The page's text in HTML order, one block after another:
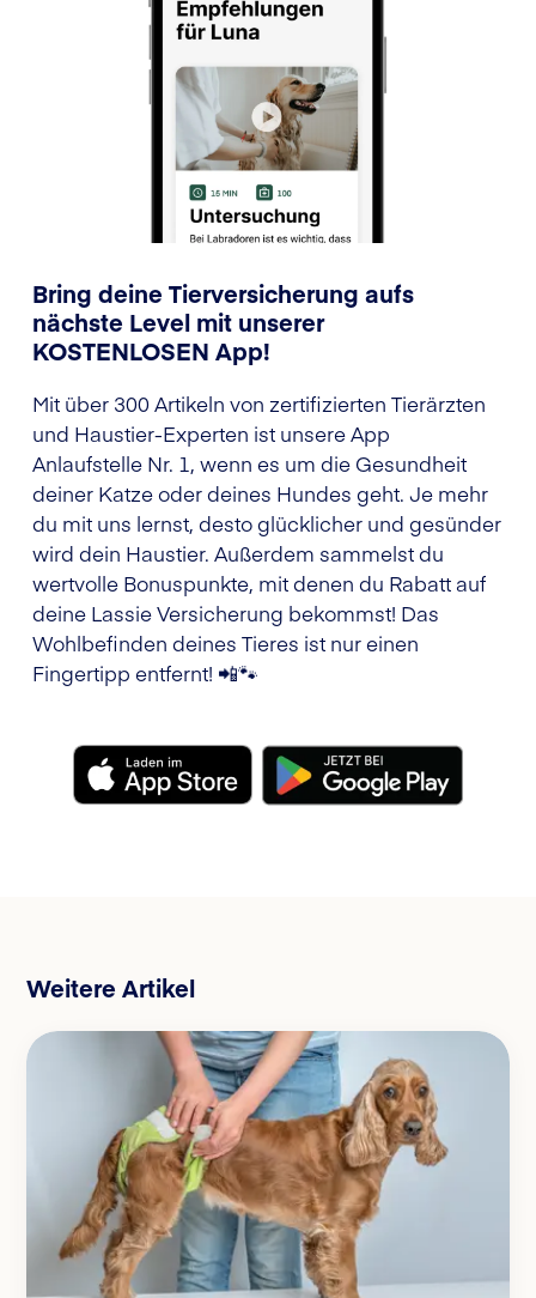
Bring deine Tierversicherung aufs
nächste Level mit unserer
KOSTENLOSEN App!
Mit über 300 Artikeln von zertifizierten Tierärzten
und Haustier-Experten ist unsere App
Anlaufstelle Nr. 1, wenn es um die Gesundheit
deiner Katze oder deines Hundes geht. Je mehr
du mit uns lernst, desto glücklicher und gesünder
wird dein Haustier. Außerdem sammelst du
wertvolle Bonuspunkte, mit denen du Rabatt auf
deine Lassie Versicherung bekommst! Das
Wohlbefinden deines Tieres ist nur einen
Fingertipp entfernt! 📲🐾
Weitere Artikel